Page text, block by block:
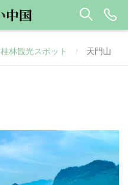
桂林観光スポット / 天門山